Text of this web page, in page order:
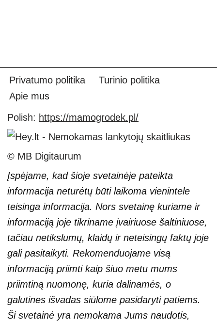
Privatumo politika
Turinio politika
Apie mus
Polish: https://mamogrodek.pl/
© MB Digitaurum
Įspėjame, kad šioje svetainėje pateikta
informacija neturėtų būti laikoma vienintele
teisinga informacija. Nors svetainę kuriame ir
informaciją joje tikriname įvairiuose šaltiniuose,
tačiau netikslumų, klaidų ir neteisingų faktų joje
gali pasitaikyti. Rekomenduojame visą
informaciją priimti kaip šiuo metu mums
priimtiną nuomonę, kuria dalinamės, o
galutines išvadas siūlome pasidaryti patiems.
Ši svetainė yra nemokama Jums naudotis,